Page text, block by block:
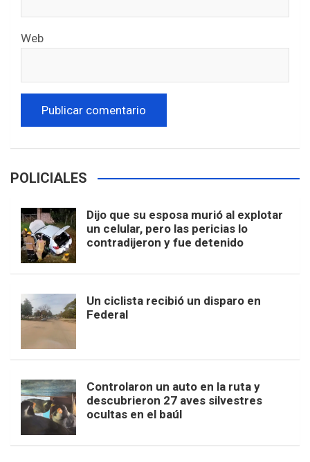
Web
POLICIALES
Dijo que su esposa murió al explotar
un celular, pero las pericias lo
contradijeron y fue detenido
Un ciclista recibió un disparo en
Federal
Controlaron un auto en la ruta y
descubrieron 27 aves silvestres
ocultas en el baúl